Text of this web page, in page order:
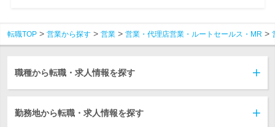
転職TOP 営業から探す 営業 営業・代理店営業・ルートセールス・MR
職種から転職・求人情報を探す
勤務地から転職・求人情報を探す